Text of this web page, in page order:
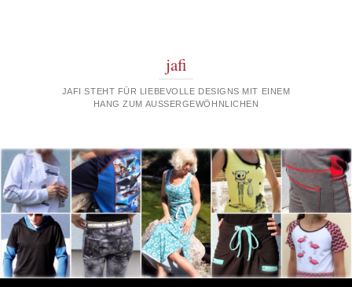
jafi
JAFI STEHT FÜR LIEBEVOLLE DESIGNS MIT EINEM
HANG ZUM AUSSERGEWÖHNLICHEN